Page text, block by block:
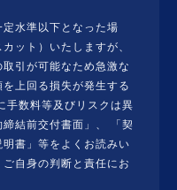
水準以下となった場
ット）いたしますが、
引が可能なため急激な
上回る損失が発生する
手数料等及びリスクは異
結前交付書面」、 「契
書」等をよくお読みい
自身の判断と責任にお